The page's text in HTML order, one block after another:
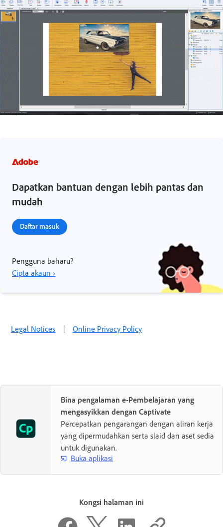
Dapatkan bantuan dengan lebih pantas dan
mudah
Daftar masuk
Pengguna baharu?
Cipta akaun ›
Legal Notices | Online Privacy Policy
Bina pengalaman e-Pembelajaran yang
mengasyikkan dengan Captivate
Percepatkan pengarangan dengan aliran kerja
yang dipermudahkan serta slaid dan aset sedia
untuk digunakan.
Buka aplikasi
Kongsi halaman ini